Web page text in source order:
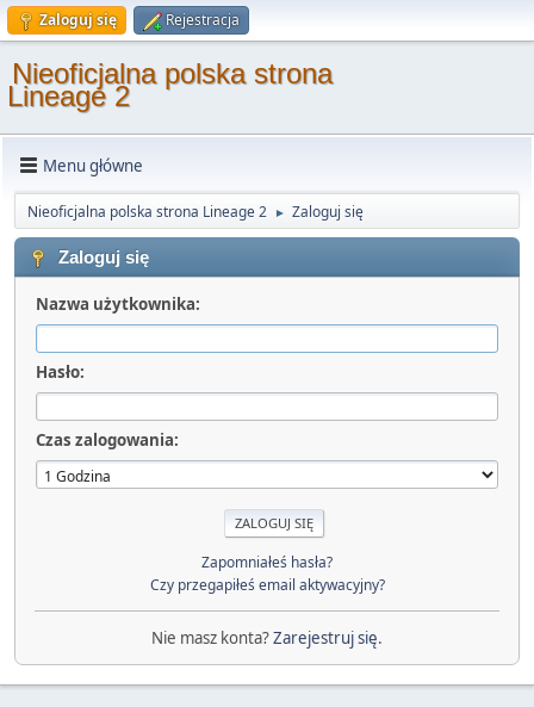
Zaloguj się Rejestracja
Nieoficjalna polska strona
Lineage 2
Menu główne
Nieoficjalna polska strona Lineage 2 ► Zaloguj się
Zaloguj się
Nazwa użytkownika:
Hasło:
Czas zalogowania:
Zapomniałeś hasła?
Czy przegapiłeś email aktywacyjny?
Nie masz konta?Zarejestruj się.